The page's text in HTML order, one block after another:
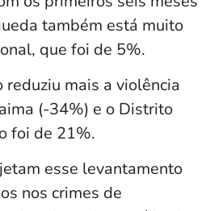
também está muito
que foi de 5%.
reduziu mais a violência
(-34%) e o Distrito
foi de 21%.
esse levantamento
nos crimes de